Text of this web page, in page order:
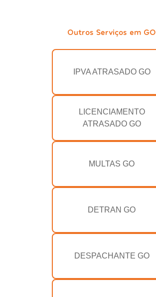
Outros Serviços em GO
IPVA ATRASADO GO
LICENCIAMENTO
ATRASADO GO
MULTAS GO
DETRAN GO
DESPACHANTE GO